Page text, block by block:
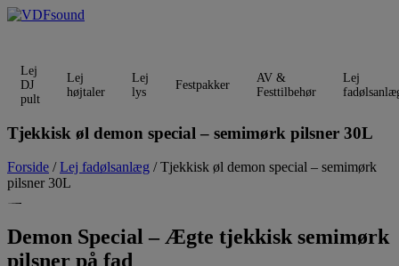
Videre
Lej
DJ
pult
Lej
højtaler
Lej
lys
Festpakker
AV &
Festtilbehør
Lej
Tjekkisk øl demon special – semimørk pilsner 30L
Forside /Lej fadølsanlæg / Tjekkisk øl demon special – semimørk
pilsner 30L
Demon Special – Ægte tjekkisk semimørk
pilsner på fad